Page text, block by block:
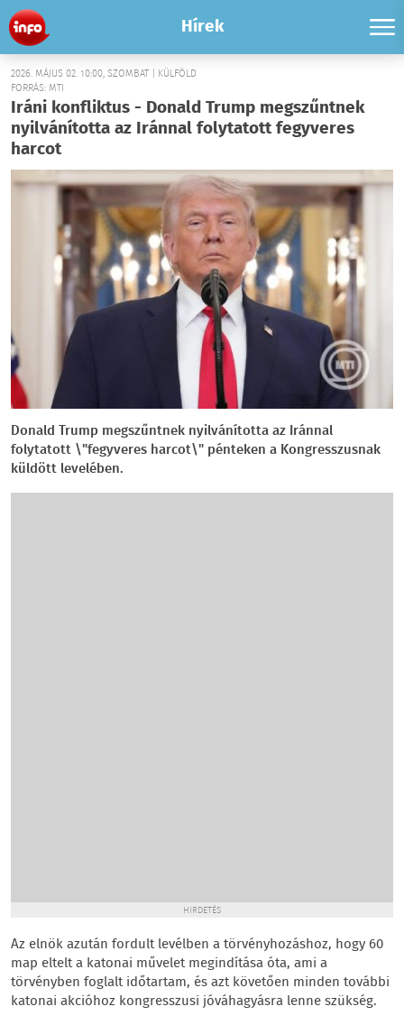
Hírek
2026. MÁJUS 02. 10:00, SZOMBAT | KÜLFÖLD
FORRÁS: MTI
Iráni konfliktus - Donald Trump megszűntnek
nyilvánította az Iránnal folytatott fegyveres
harcot
Donald Trump megszűntnek nyilvánította az Iránnal
folytatott \"fegyveres harcot\" pénteken a Kongresszusnak
küldött levelében.
HIRDETÉS
Az elnök azután fordult levélben a törvényhozáshoz, hogy 60
map eltelt a katonai művelet megindítása óta, ami a
törvényben foglalt időtartam, és azt követően minden további
katonai akcióhoz kongresszusi jóváhagyásra lenne szükség.